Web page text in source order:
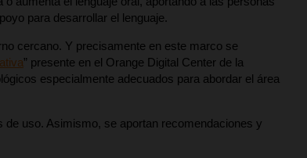
para desarrollar el lenguaje.
cercano. Y precisamente en este marco se
” presente en el Orange Digital Center de la
especialmente adecuados para abordar el área
uso. Asimismo, se aportan recomendaciones y